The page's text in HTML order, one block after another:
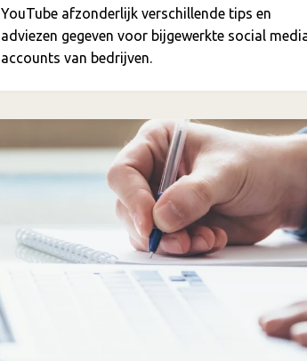
YouTube afzonderlijk verschillende tips en
adviezen gegeven voor bijgewerkte social
accounts van bedrijven.